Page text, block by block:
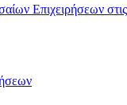
Επιχειρήσεων